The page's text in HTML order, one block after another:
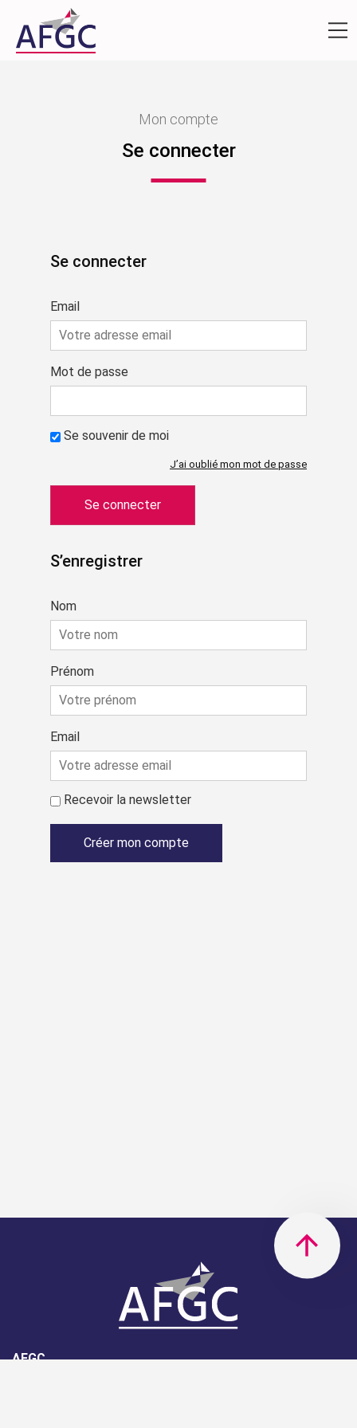
Mon compte
Se connecter
Se connecter
Email
Mot de passe
Se souvenir de moi
J’ai oublié mon mot de passe
S’enregistrer
Nom
Prénom
Email
Recevoir la newsletter
AFGC